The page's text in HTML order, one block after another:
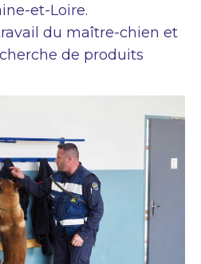
et-Loire.
du maître-chien et
de produits